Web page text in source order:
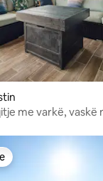
me varkë, vaskë